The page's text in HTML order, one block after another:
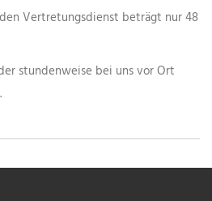
Vertretungsdienst beträgt nur 48
stundenweise bei uns vor Ort